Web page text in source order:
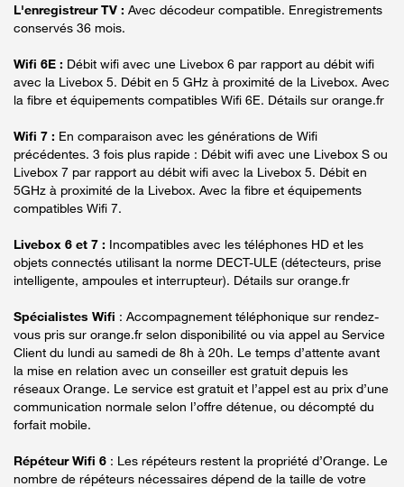
L'enregistreur TV : Avec décodeur compatible. Enregistrements
conservés 36 mois.
Wifi 6E : Débit wifi avec une Livebox 6 par rapport au débit wifi
avec la Livebox 5. Débit en 5 GHz à proximité de la Livebox. Avec
la fibre et équipements compatibles Wifi 6E. Détails sur orange.fr
Wifi 7 : En comparaison avec les générations de Wifi
précédentes. 3 fois plus rapide : Débit wifi avec une Livebox S ou
Livebox 7 par rapport au débit wifi avec la Livebox 5. Débit en
5GHz à proximité de la Livebox. Avec la fibre et équipements
compatibles Wifi 7.
Livebox 6 et 7 : Incompatibles avec les téléphones HD et les
objets connectés utilisant la norme DECT-ULE (détecteurs, prise
intelligente, ampoules et interrupteur). Détails sur orange.fr
Spécialistes Wifi : Accompagnement téléphonique sur rendez-
vous pris sur orange.fr selon disponibilité ou via appel au Service
Client du lundi au samedi de 8h à 20h. Le temps d’attente avant
la mise en relation avec un conseiller est gratuit depuis les
réseaux Orange. Le service est gratuit et l’appel est au prix d’une
communication normale selon l’offre détenue, ou décompté du
forfait mobile.
Répéteur Wifi 6 : Les répéteurs restent la propriété d’Orange. Le
nombre de répéteurs nécessaires dépend de la taille de votre